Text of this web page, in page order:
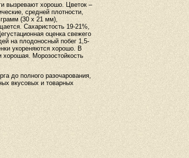
вызревают хорошо. Цветок –
средней плотности,
(30 x 21 мм),
Сахаристость 19-21%,
оценка свежего
на плодоносный побег 1,5-
укореняются хорошо. В
Морозостойкость
до полного разочарования,
вкусовых и товарных